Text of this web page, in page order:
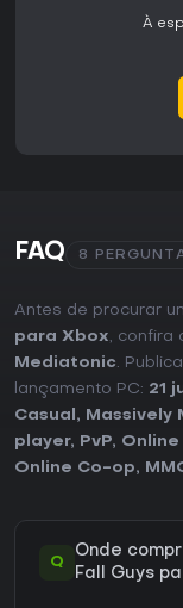
À
FAQ 8
Antes de procurar
para Xbox, confira
Mediatonic.
lançamento PC: 21
Casual , Massively
player, PvP, Online
Online Co-op,
Q
Onde
Fall Guys